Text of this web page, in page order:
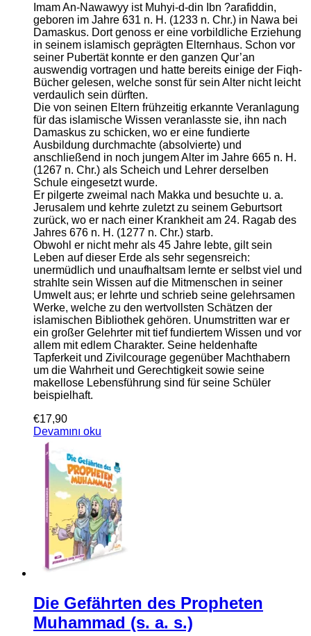
Imam An-Nawawyy ist Muhyi-d-din Ibn ?arafiddin,
geboren im Jahre 631 n. H. (1233 n. Chr.) in Nawa bei
Damaskus. Dort genoss er eine vorbildliche Erziehung
in seinem islamisch geprägten Elternhaus. Schon vor
seiner Pubertät konnte er den ganzen Qur’an
auswendig vortragen und hatte bereits einige der Fiqh-
Bücher gelesen, welche sonst für sein Alter nicht leicht
verdaulich sein dürften.
Die von seinen Eltern frühzeitig erkannte Veranlagung
für das islamische Wissen veranlasste sie, ihn nach
Damaskus zu schicken, wo er eine fundierte
Ausbildung durchmachte (absolvierte) und
anschließend in noch jungem Alter im Jahre 665 n. H.
(1267 n. Chr.) als Scheich und Lehrer derselben
Schule eingesetzt wurde.
Er pilgerte zweimal nach Makka und besuchte u. a.
Jerusalem und kehrte zuletzt zu seinem Geburtsort
zurück, wo er nach einer Krankheit am 24. Ragab des
Jahres 676 n. H. (1277 n. Chr.) starb.
Obwohl er nicht mehr als 45 Jahre lebte, gilt sein
Leben auf dieser Erde als sehr segensreich:
unermüdlich und unaufhaltsam lernte er selbst viel und
strahlte sein Wissen auf die Mitmenschen in seiner
Umwelt aus; er lehrte und schrieb seine gelehrsamen
Werke, welche zu den wertvollsten Schätzen der
islamischen Bibliothek gehören. Unumstritten war er
ein großer Gelehrter mit tief fundiertem Wissen und vor
allem mit edlem Charakter. Seine heldenhafte
Tapferkeit und Zivilcourage gegenüber Machthabern
um die Wahrheit und Gerechtigkeit sowie seine
makellose Lebensführung sind für seine Schüler
beispielhaft.
€17,90
Devamını oku
Die Gefährten des Propheten
Muhammad (s. a. s.)